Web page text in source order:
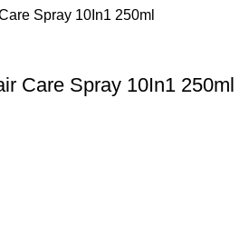
Care Spray 10In1 250ml